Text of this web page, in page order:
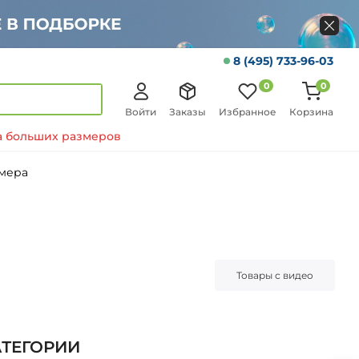
8 (495) 733-96-03
Войти Заказы Избранное
0
Корзина
0
больших размеров
Товары с видео